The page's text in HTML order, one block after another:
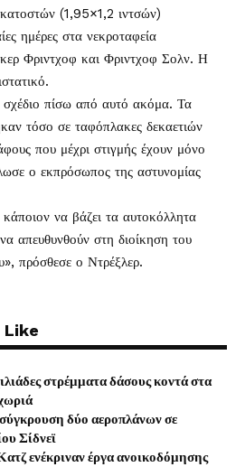
(1,95×1,2 ιντσών)
ημέρες στα νεκροταφεία
Φριντχοφ και Φριντχοφ Σολν. Η
σχέδιο πίσω από αυτό ακόμα. Τα
τόσο σε ταφόπλακες δεκαετιών
που μέχρι στιγμής έχουν μόνο
ο εκπρόσωπος της αστυνομίας
να βάζει τα αυτοκόλλητα
απευθυνθούν στη διοίκηση του
πρόσθεσε ο Ντρέξλερ.
Like
στρέμματα δάσους κοντά στα
δύο αεροπλάνων σε
Σίδνεϊ
ενέκριναν έργα ανοικοδόμησης